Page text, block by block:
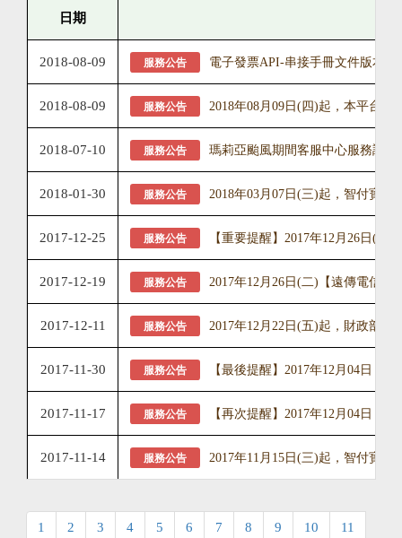
日期
2018-08-09 服務公告 電子發票API-串接手冊文件版本號
2018-08-09 服務公告 2018年08月09日(四)起，本平台名
2018-07-10 服務公告 瑪莉亞颱風期間客服中心服務調整
2018-01-30 服務公告 2018年03月07日(三)起，智付寳
2017-12-25 服務公告 【重要提醒】2017年12月26日(二
2017-12-19 服務公告 2017年12月26日(二)【遠傳電信】
2017-12-11 服務公告 2017年12月22日(五)起，財政部
2017-11-30 服務公告 【最後提醒】2017年12月04日（
2017-11-17 服務公告 【再次提醒】2017年12月04日（
2017-11-14 服務公告 2017年11月15日(三)起，智付寳
1 2 3 4 5 6 7 8 9 10 11